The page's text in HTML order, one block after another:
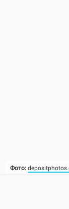
Фото: